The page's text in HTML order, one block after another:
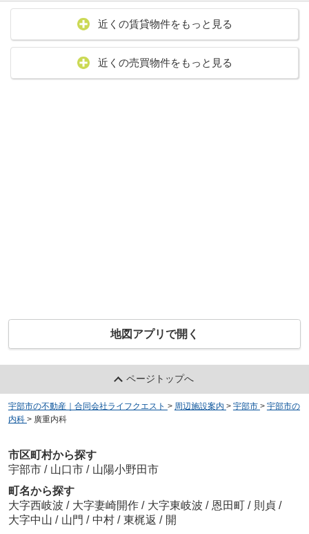
近くの賃貸物件をもっと見る
近くの売買物件をもっと見る
地図アプリで開く
ページトップへ
宇部市の不動産｜合同会社ライフクエスト > 周辺施設案内 > 宇部市 > 宇部市の
内科 > 廣重内科
市区町村から探す
宇部市 / 山口市 / 山陽小野田市
町名から探す
大字西岐波 / 大字妻崎開作 / 大字東岐波 / 恩田町 / 則貞 /
大字中山 / 山門 / 中村 / 東梶返 / 開